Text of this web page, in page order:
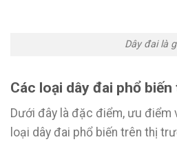
Dây đai là
Các loại dây đai phổ
Dưới đây là đặc điểm, ưu điểm
loại dây đai phổ biến trên thị